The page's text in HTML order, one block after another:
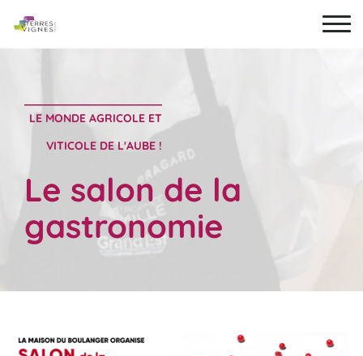
LE MONDE AGRICOLE ET
VITICOLE DE L'AUBE !
Le salon de la
gastronomie